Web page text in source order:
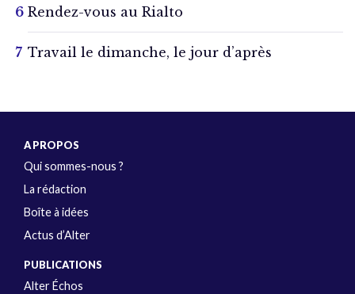
Rendez-vous au Rialto
Travail le dimanche, le jour d’après
A PROPOS
Qui sommes-nous ?
La rédaction
Boîte à idées
Actus d’Alter
PUBLICATIONS
Alter Échos